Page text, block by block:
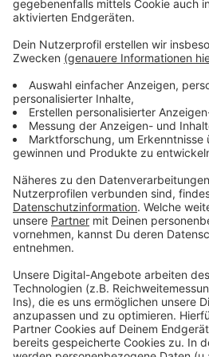
Anzeige
Was macht der Künstler
der Bühne oder vor der Kamera
wir es. Im Podcast "Wat ne
Schröder die schönsten
Anekdoten, intime Geständnisse
seine Lieblingspromis in die
kennen und lieben. Atze
persönlicher Wochenrückblick -
so lustig wie immer.
Anzeige